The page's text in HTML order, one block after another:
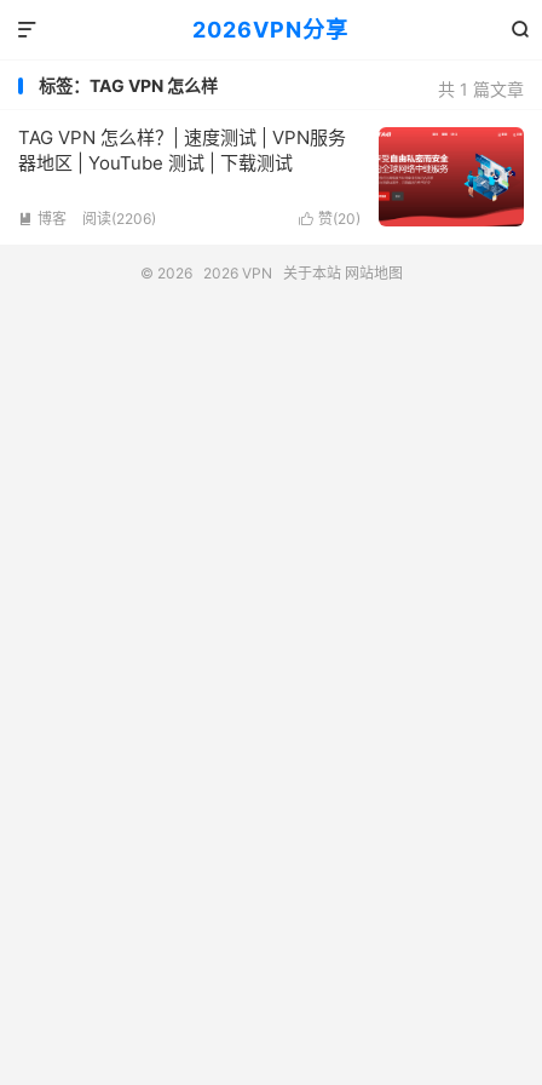
2026VPN分享 

共 1 篇文章
标签：TAG VPN 怎么样
TAG VPN 怎么样？| 速度测试 | VPN服务
器地区 | YouTube 测试 | 下载测试
 赞(20)
 博客 阅读(2206)
© 2026 2026 VPN 关于本站 网站地图